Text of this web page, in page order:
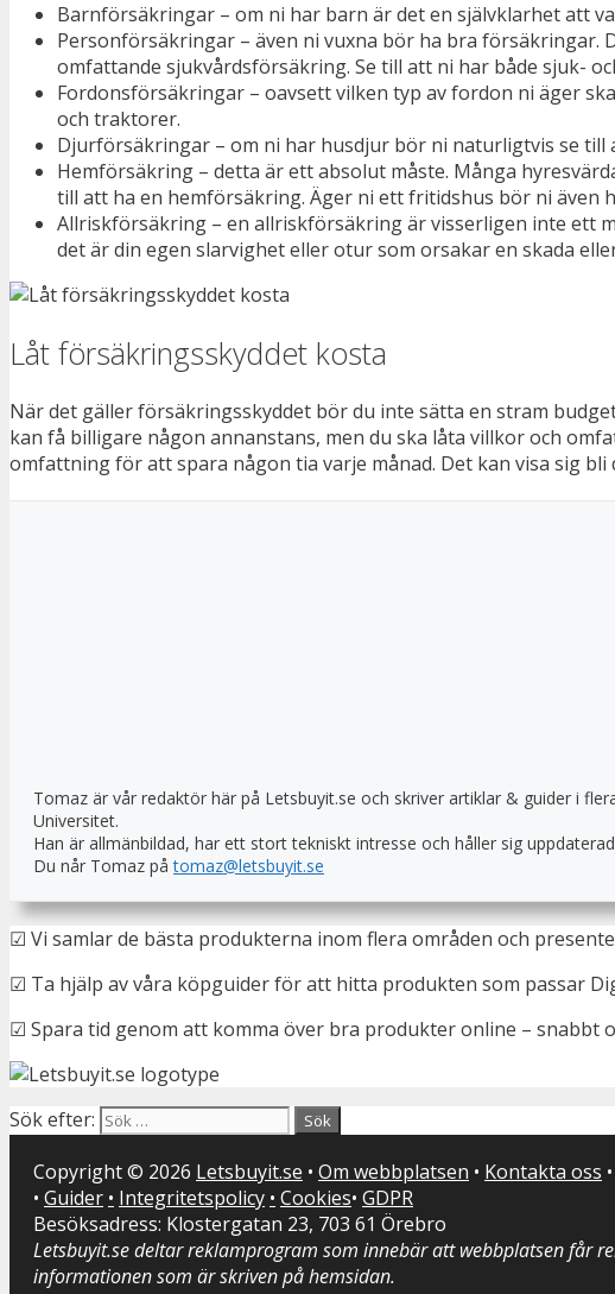
Barnförsäkringar – om ni har barn är det en självklarhet att
Personförsäkringar – även ni vuxna bör ha bra
omfattande sjukvårdsförsäkring. Se till att ni har både sjuk-
Fordonsförsäkringar – oavsett vilken typ av fordon ni äger
och traktorer.
Djurförsäkringar – om ni har husdjur bör ni naturligtvis se
Hemförsäkring – detta är ett absolut måste. Många
till att ha en hemförsäkring. Äger ni ett fritidshus bör ni även
Allriskförsäkring – en allriskförsäkring är visserligen inte ett
det är din egen slarvighet eller otur som orsakar en skada
Låt försäkringsskyddet kosta
När det gäller försäkringsskyddet bör du inte sätta en stram
kan få billigare någon annanstans, men du ska låta villkor och
omfattning för att spara någon tia varje månad. Det kan visa sig
Tomaz är vår redaktör här på Letsbuyit.se och skriver artiklar & guider i
Universitet.
Han är allmänbildad, har ett stort tekniskt intresse och håller sig
Du når Tomaz påtomaz@letsbuyit.se
☑ Vi samlar de bästa produkterna inom flera områden och
☑ Ta hjälp av våra köpguider för att hitta produkten som passar
☑ Spara tid genom att komma över bra produkter online – snabbt
Sök efter:
Copyright © 2026 Letsbuyit.se • Om webbplatsen • Kontakta oss •
• Guider • Integritetspolicy • Cookies• GDPR
Besöksadress: Klostergatan 23, 703 61 Örebro
Letsbuyit.se deltar reklamprogram som innebär att webbplatsen får
informationen som är skriven på hemsidan.